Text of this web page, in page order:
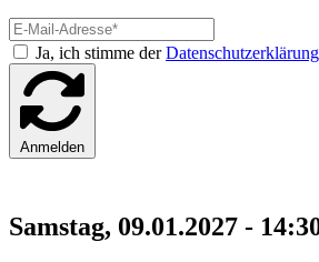
Ja, ich stimme derDatenschutzerklärung
Anmelden
Samstag, 09.01.2027 -